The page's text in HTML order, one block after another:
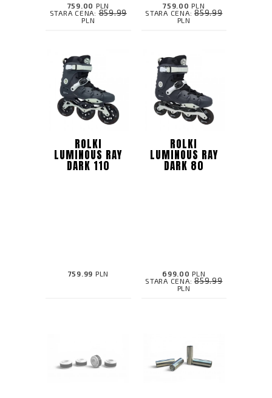
759.00 PLN
STARA CENA:859.99
PLN
759.00 PLN
STARA CENA: 859.99
PLN
ROLKI
LUMINOUS RAY
DARK 110
759.99 PLN
ROLKI
LUMINOUS RAY
DARK 80
699.00 PLN
STARA CENA: 859.99
PLN